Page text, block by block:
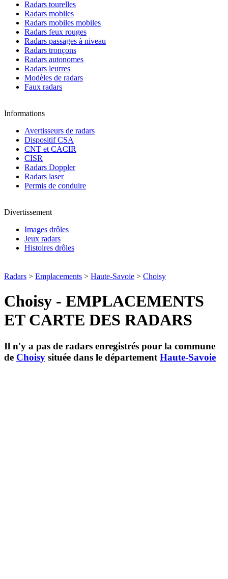
Radars tourelles
Radars mobiles
Radars mobiles mobiles
Radars feux rouges
Radars passages à niveau
Radars tronçons
Radars autonomes
Radars leurres
Modèles de radars
Faux radars
Informations
Avertisseurs de radars
Dispositif CSA
CNT et CACIR
CISR
Radars Doppler
Radars laser
Permis de conduire
Divertissement
Images drôles
Jeux radars
Histoires drôles
Radars > Emplacements > Haute-Savoie > Choisy
Choisy - EMPLACEMENTS
ET CARTE DES RADARS
Il n'y a pas de radars enregistrés pour la commune
de Choisy située dans le département Haute-Savoie